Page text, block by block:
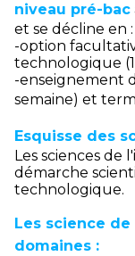
niveau pré-bac
et se décline en :
-option
technologique
-enseignement
semaine) et
Esquisse des
Les sciences de
démarche
technologique.
Les science
domaines :